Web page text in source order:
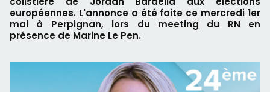
européennes. L'annonce a été faite ce mercredi 1er
mai à Perpignan, lors du meeting du RN en
présence de Marine Le Pen.